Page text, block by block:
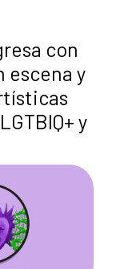
con
escena y
y